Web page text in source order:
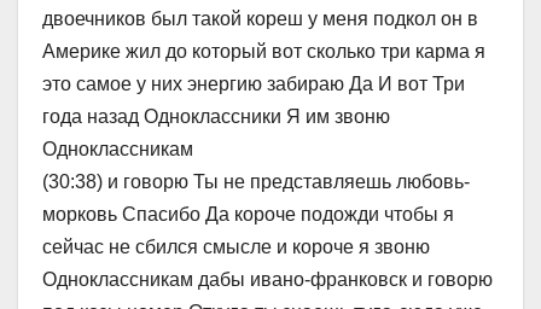
двоечников был такой кореш у меня подкол он в
Америке жил до который вот сколько три карма я
это самое у них энергию забираю Да И вот Три
года назад Одноклассники Я им звоню
Одноклассникам
(30:38) и говорю Ты не представляешь любовь-
морковь Спасибо Да короче подожди чтобы я
сейчас не сбился смысле и короче я звоню
Одноклассникам дабы ивано-франковск и говорю